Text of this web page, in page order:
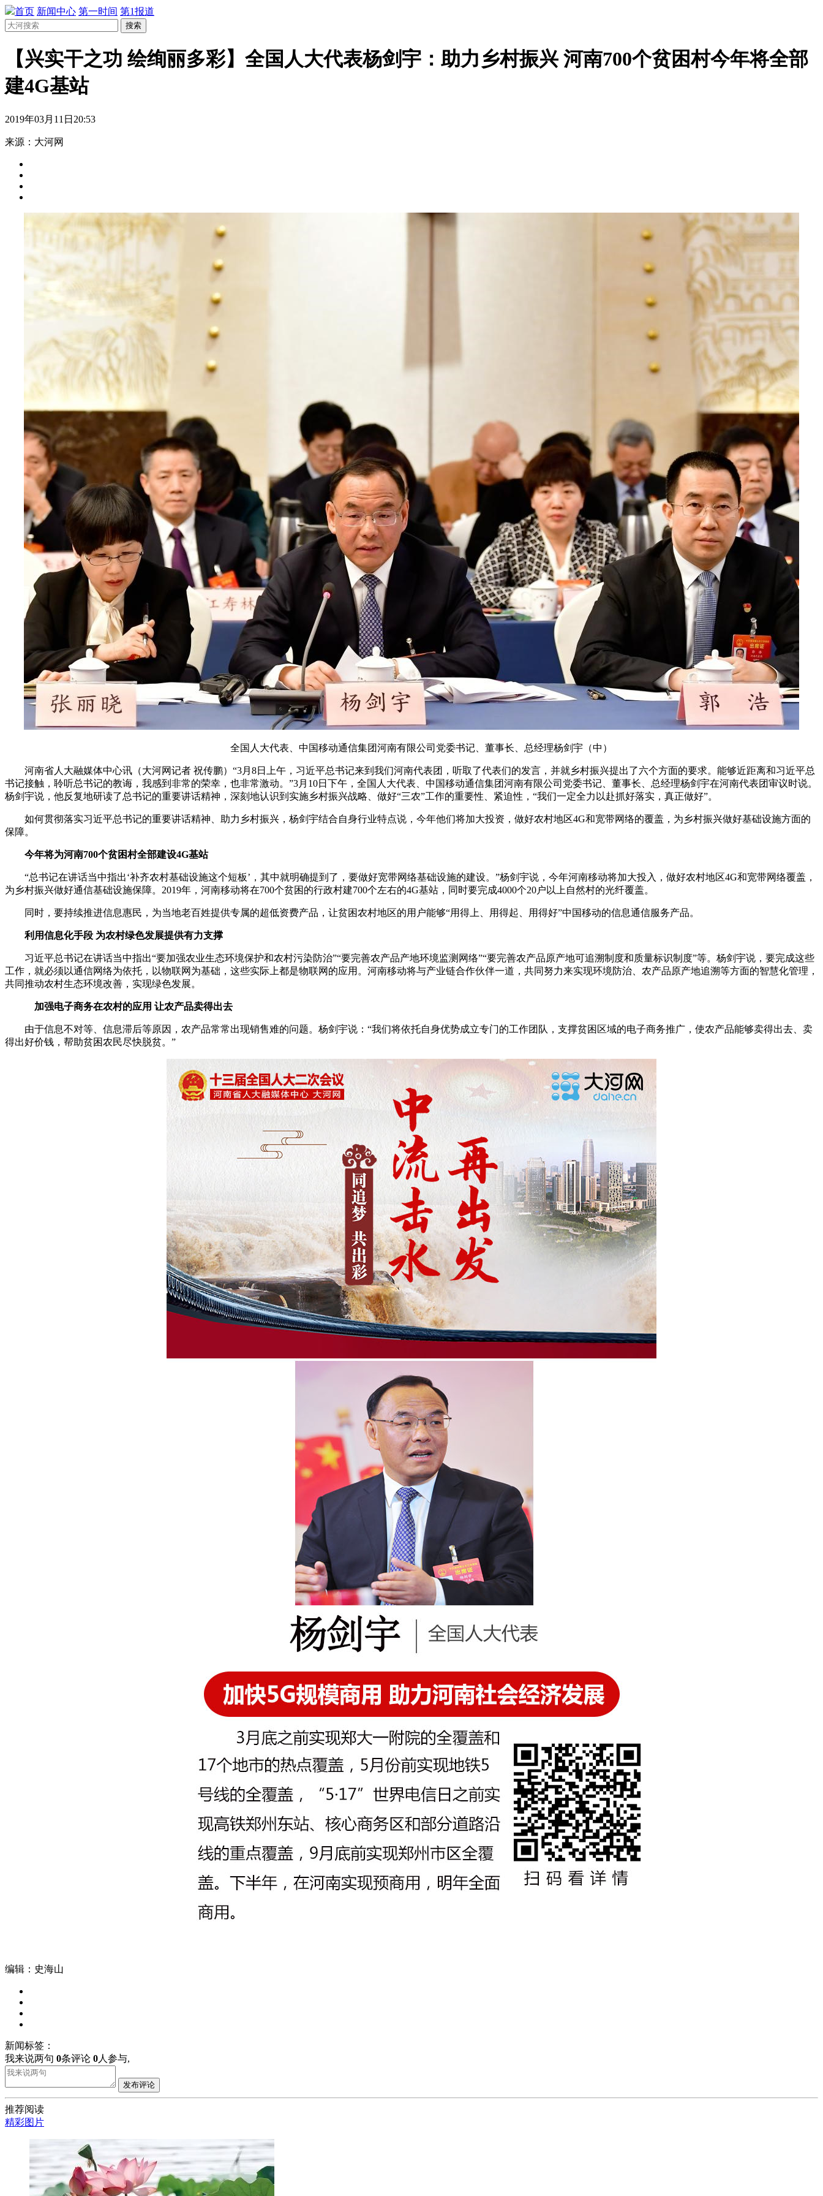
首页 新闻中心 第一时间 第1报道
搜索
【兴实干之功 绘绚丽多彩】全国人大代表杨剑宇：助力乡村振兴 河南700个贫困村今年将全部
建4G基站
2019年03月11日20:53
来源：大河网
全国人大代表、中国移动通信集团河南有限公司党委书记、董事长、总经理杨剑宇（中）
河南省人大融媒体中心讯（大河网记者 祝传鹏）“3月8日上午，习近平总书记来到我们河南代表团，听取了代表们的发言，并就乡村振兴提出了六个方面的要求。能够近距离和习近平总
书记接触，聆听总书记的教诲，我感到非常的荣幸，也非常激动。”3月10日下午，全国人大代表、中国移动通信集团河南有限公司党委书记、董事长、总经理杨剑宇在河南代表团审议时说。
杨剑宇说，他反复地研读了总书记的重要讲话精神，深刻地认识到实施乡村振兴战略、做好“三农”工作的重要性、紧迫性，“我们一定全力以赴抓好落实，真正做好”。
如何贯彻落实习近平总书记的重要讲话精神、助力乡村振兴，杨剑宇结合自身行业特点说，今年他们将加大投资，做好农村地区4G和宽带网络的覆盖，为乡村振兴做好基础设施方面的
保障。
今年将为河南700个贫困村全部建设4G基站
“总书记在讲话当中指出‘补齐农村基础设施这个短板’，其中就明确提到了，要做好宽带网络基础设施的建设。”杨剑宇说，今年河南移动将加大投入，做好农村地区4G和宽带网络覆盖，
为乡村振兴做好通信基础设施保障。2019年，河南移动将在700个贫困的行政村建700个左右的4G基站，同时要完成4000个20户以上自然村的光纤覆盖。
同时，要持续推进信息惠民，为当地老百姓提供专属的超低资费产品，让贫困农村地区的用户能够“用得上、用得起、用得好”中国移动的信息通信服务产品。
利用信息化手段 为农村绿色发展提供有力支撑
习近平总书记在讲话当中指出“要加强农业生态环境保护和农村污染防治”“要完善农产品产地环境监测网络”“要完善农产品原产地可追溯制度和质量标识制度”等。杨剑宇说，要完成这些
工作，就必须以通信网络为依托，以物联网为基础，这些实际上都是物联网的应用。河南移动将与产业链合作伙伴一道，共同努力来实现环境防治、农产品原产地追溯等方面的智慧化管理，
共同推动农村生态环境改善，实现绿色发展。
加强电子商务在农村的应用 让农产品卖得出去
由于信息不对等、信息滞后等原因，农产品常常出现销售难的问题。杨剑宇说：“我们将依托自身优势成立专门的工作团队，支撑贫困区域的电子商务推广，使农产品能够卖得出去、卖
得出好价钱，帮助贫困农民尽快脱贫。”
编辑：史海山
新闻标签：
我来说两句 0条评论 0人参与,
发布评论
推荐阅读